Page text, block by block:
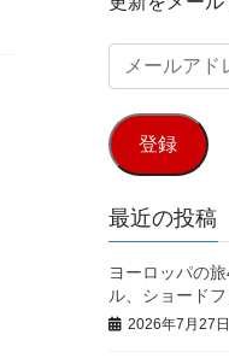
ー
ル
ア
ド
レ
ス
登録
最近の投稿
ヨーロッパの
ル、ショード
2026年7月27日